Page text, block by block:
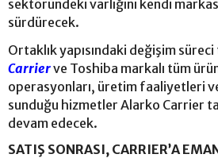
sektöründeki varlığını kendi
sürdürecek.
Ortaklık yapısındaki değişim
Carrierve Toshiba markalı tüm
operasyonları, üretim faaliyetleri
sunduğu hizmetler Alarko Carrier
devam edecek.
SATIŞ SONRASI, CARRIER’A